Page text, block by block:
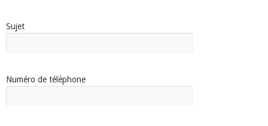
Sujet
Numéro de téléphone